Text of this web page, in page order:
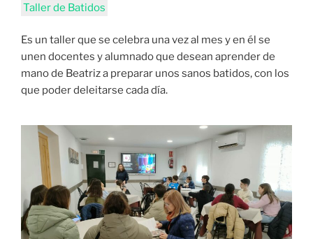
Taller de Batidos
Es un taller que se celebra una vez al mes y en él se
unen docentes y alumnado que desean aprender de
mano de Beatriz a preparar unos sanos batidos, con los
que poder deleitarse cada día.